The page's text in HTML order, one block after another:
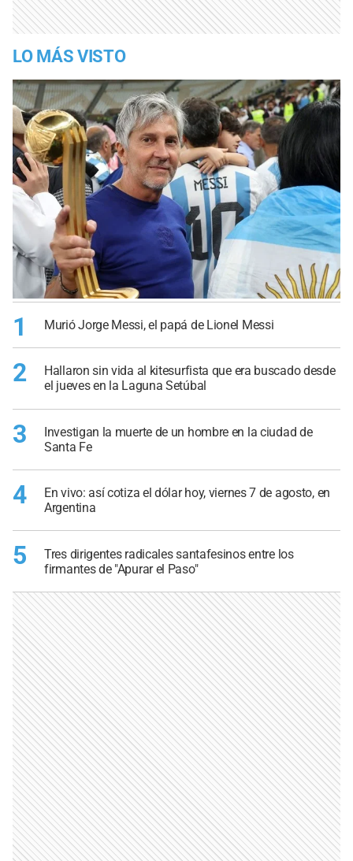
LO MÁS VISTO
1 Murió Jorge Messi, el papá de Lionel Messi
2
Hallaron sin vida al kitesurfista que era buscado desde
el jueves en la Laguna Setúbal
3
Investigan la muerte de un hombre en la ciudad de
Santa Fe
4
En vivo: así cotiza el dólar hoy, viernes 7 de agosto, en
Argentina
5
Tres dirigentes radicales santafesinos entre los
firmantes de "Apurar el Paso"